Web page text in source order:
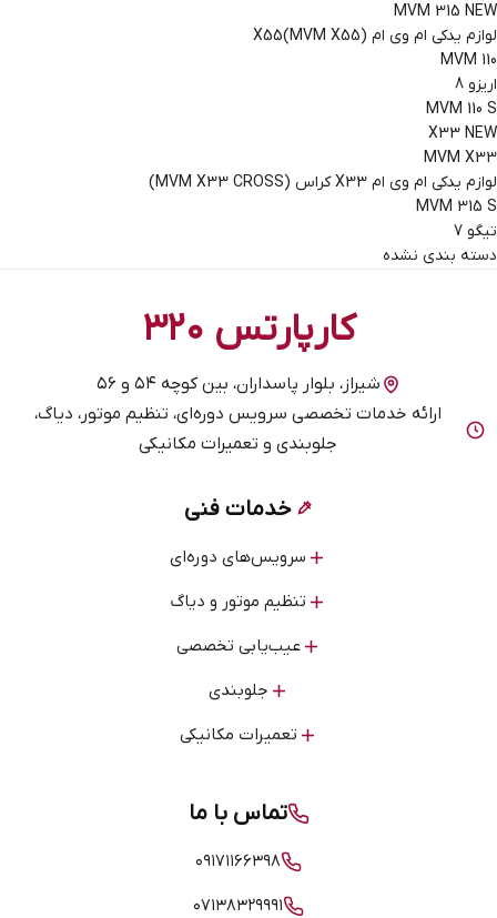
MVM 315 NEW
لوازم یدکی ام وی ام X55(MVM X55)
MVM 110
اریزو 8
MVM 110 S
X33 NEW
MVM X33
لوازم یدکی ام وی ام X33 کراس (MVM X33 CROSS)
MVM 315 S
تیگو 7
دسته بندی نشده
کارپارتس ۳۲۰
شیراز، بلوار پاسداران، بین کوچه ۵۴ و ۵۶
ارائه خدمات تخصصی سرویس دوره‌ای، تنظیم موتور، دیاگ،
جلوبندی و تعمیرات مکانیکی
خدمات فنی
سرویس‌های دوره‌ای
تنظیم موتور و دیاگ
عیب‌یابی تخصصی
جلوبندی
تعمیرات مکانیکی
تماس با ما
۰۹۱۷۱۱۶۶۳۹۸
۰۷۱۳۸۳۲۹۹۹۱